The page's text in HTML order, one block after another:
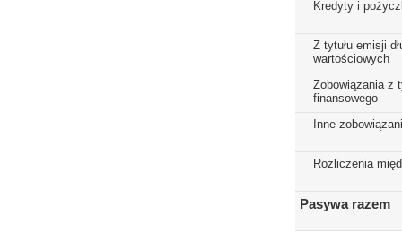
Kredyty i
Z tytułu emisji
wartościowych
Zobowiązania z
finansowego
Inne
Rozliczenia
Pasywa razem